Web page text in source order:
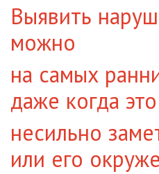
Выявить
можно
на самых
даже когда это
несильно
или его